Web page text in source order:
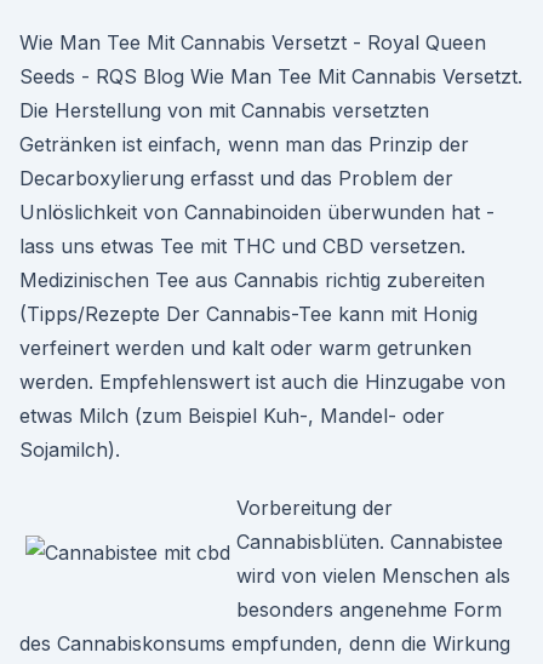
Wie Man Tee Mit Cannabis Versetzt - Royal Queen
Seeds - RQS Blog Wie Man Tee Mit Cannabis Versetzt.
Die Herstellung von mit Cannabis versetzten
Getränken ist einfach, wenn man das Prinzip der
Decarboxylierung erfasst und das Problem der
Unlöslichkeit von Cannabinoiden überwunden hat -
lass uns etwas Tee mit THC und CBD versetzen.
Medizinischen Tee aus Cannabis richtig zubereiten
(Tipps/Rezepte Der Cannabis-Tee kann mit Honig
verfeinert werden und kalt oder warm getrunken
werden. Empfehlenswert ist auch die Hinzugabe von
etwas Milch (zum Beispiel Kuh-, Mandel- oder
Sojamilch).
Vorbereitung der
Cannabisblüten. Cannabistee
wird von vielen Menschen als
besonders angenehme Form
des Cannabiskonsums empfunden, denn die Wirkung